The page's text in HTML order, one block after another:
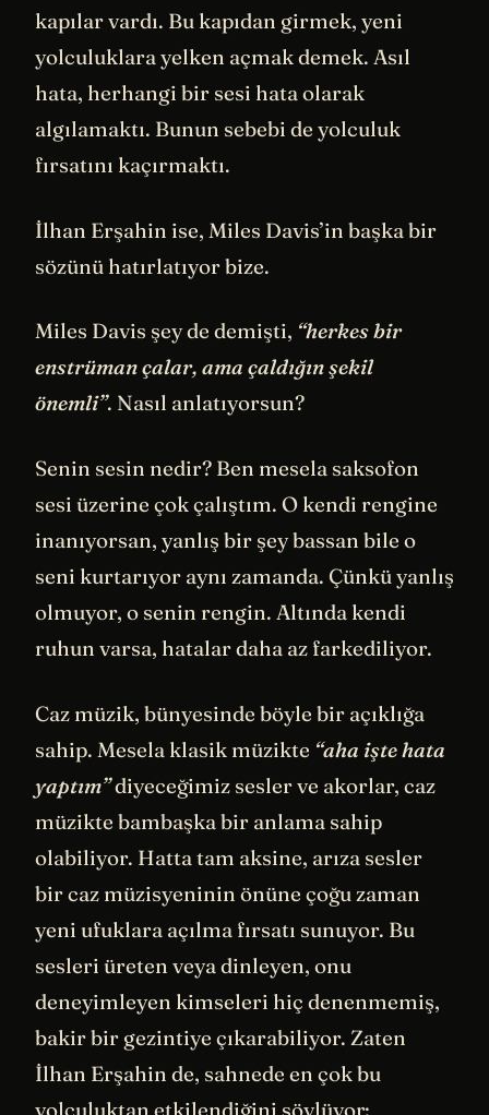
kapılar vardı. Bu kapıdan girmek, yeni
yolculuklara yelken açmak demek. Asıl
hata, herhangi bir sesi hata olarak
algılamaktı. Bunun sebebi de yolculuk
fırsatını kaçırmaktı.
İlhan Erşahin ise, Miles Davis’in başka bir
sözünü hatırlatıyor bize.
Miles Davis şey de demişti, “herkes bir
enstrüman çalar, ama çaldığın şekil
önemli”. Nasıl anlatıyorsun?
Senin sesin nedir? Ben mesela saksofon
sesi üzerine çok çalıştım. O kendi rengine
inanıyorsan, yanlış bir şey bassan bile o
seni kurtarıyor aynı zamanda. Çünkü yanlış
olmuyor, o senin rengin. Altında kendi
ruhun varsa, hatalar daha az farkediliyor.
Caz müzik, bünyesinde böyle bir açıklığa
sahip. Mesela klasik müzikte “aha işte hata
yaptım”diyeceğimiz sesler ve akorlar, caz
müzikte bambaşka bir anlama sahip
olabiliyor. Hatta tam aksine, arıza sesler
bir caz müzisyeninin önüne çoğu zaman
yeni ufuklara açılma fırsatı sunuyor. Bu
sesleri üreten veya dinleyen, onu
deneyimleyen kimseleri hiç denenmemiş,
bakir bir gezintiye çıkarabiliyor. Zaten
İlhan Erşahin de, sahnede en çok bu
yolculuktan etkilendiğini söylüyor: